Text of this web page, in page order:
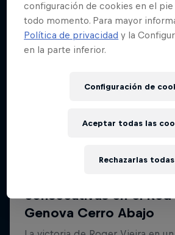
configuración de cookies en el pie
todo momento. Para mayor
Política de privacidad y la
en la parte inferior.
Configuración de
Rechazarlas todas
Aceptar todas las